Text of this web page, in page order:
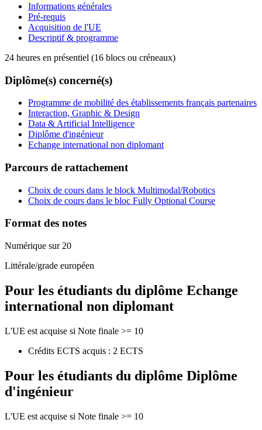
Informations générales
Pré-requis
Acquisition de l'UE
Descriptif & programme
24 heures en présentiel (16 blocs ou créneaux)
Diplôme(s) concerné(s)
Programme de mobilité des établissements français partenaires
Interaction, Graphic & Design
Data & Artificial Intelligence
Diplôme d'ingénieur
Echange international non diplomant
Parcours de rattachement
Choix de cours dans le block Multimodal/Robotics
Choix de cours dans le bloc Fully Optional Course
Format des notes
Numérique sur 20
Littérale/grade européen
Pour les étudiants du diplôme Echange
international non diplomant
L'UE est acquise si Note finale >= 10
Crédits ECTS acquis : 2 ECTS
Pour les étudiants du diplôme Diplôme
d'ingénieur
L'UE est acquise si Note finale >= 10